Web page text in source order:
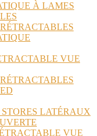
À LAMES
VUE
LATÉRAUX
VUE